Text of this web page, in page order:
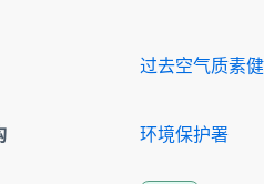
过去空气质素
环境保护署